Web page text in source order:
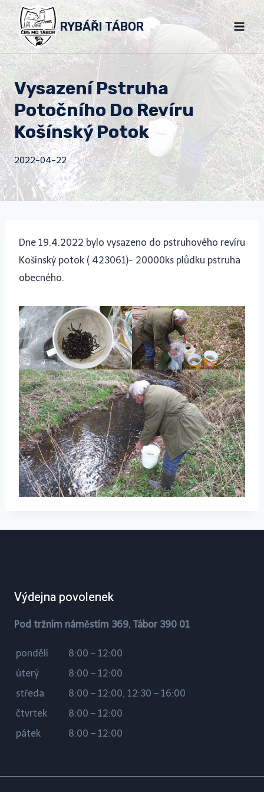
Přeskočit
na
obsah
RYBÁŘI TÁBOR
Vysazení Pstruha
Potočního Do Revíru
Košínský Potok
2022-04-22
Dne 19.4.2022 bylo vysazeno do pstruhového revíru
Košínský potok ( 423061)- 20000ks plůdku pstruha
obecného.
Výdejna povolenek
Pod tržním náměstím 369, Tábor 390 01
pondělí
8:00 – 12:00
úterý
8:00 – 12:00
středa
8:00 – 12:00, 12:30 – 16:00
čtvrtek
8:00 – 12:00
pátek
8:00 – 12:00